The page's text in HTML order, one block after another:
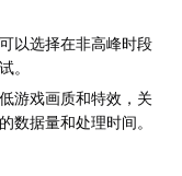
以选择在非高峰时段
。
游戏画质和特效，关
数据量和处理时间。